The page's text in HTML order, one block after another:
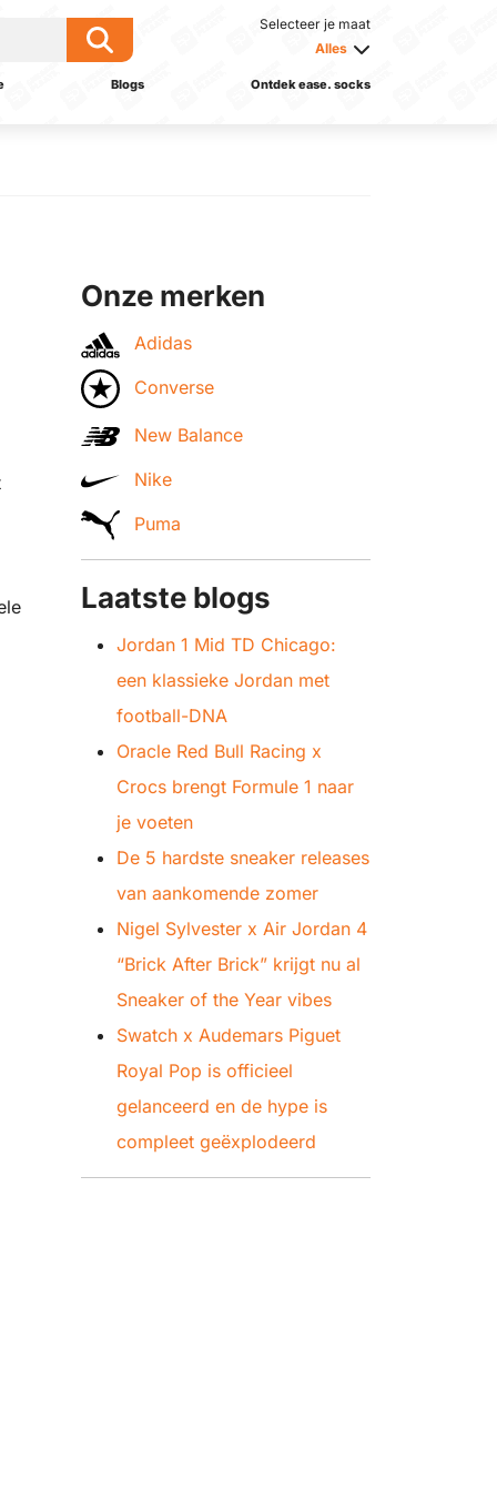
Selecteer je maat
Alles
Blogs Ontdek ease. socks
Onze merken
Adidas
Converse
New Balance
Nike
Puma
Laatste blogs
Jordan 1 Mid TD Chicago:
een klassieke Jordan met
football-DNA
Oracle Red Bull Racing x
Crocs brengt Formule 1 naar
je voeten
De 5 hardste sneaker releases
van aankomende zomer
Nigel Sylvester x Air Jordan 4
“Brick After Brick” krijgt nu al
Sneaker of the Year vibes
Swatch x Audemars Piguet
Royal Pop is officieel
gelanceerd en de hype is
compleet geëxplodeerd